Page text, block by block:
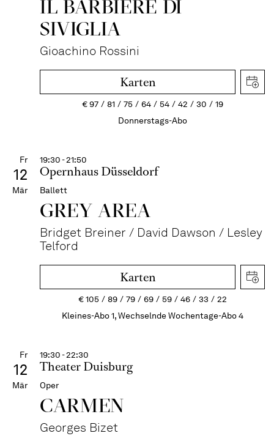
IL BARBIERE DI
SIVIGLIA
Gioachino Rossini
Karten
€97 81 75 64 54 42 30
19
Donnerstags-Abo
Fr
12
Mär
19:30 - 21:50
Opernhaus Düsseldorf
Ballett
GREY AREA
Bridget Breiner / David Dawson / Lesley
Telford
Karten
€105 89 79 69 59 46 33
22
Kleines-Abo 1, Wechselnde Wochentage-Abo 4
Fr
12
Mär
19:30 - 22:30
Theater Duisburg
Oper
CARMEN
Georges Bizet